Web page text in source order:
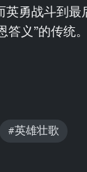
勇战斗到最
义”的传统。
#英雄壮歌